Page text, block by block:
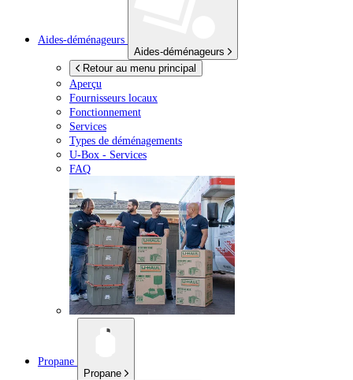
Aides-déménageurs
Aides-déménageurs
Retour au menu principal
Aperçu
Fournisseurs locaux
Fonctionnement
Services
Types de déménagements
U-Box - Services
FAQ
Propane
Propane